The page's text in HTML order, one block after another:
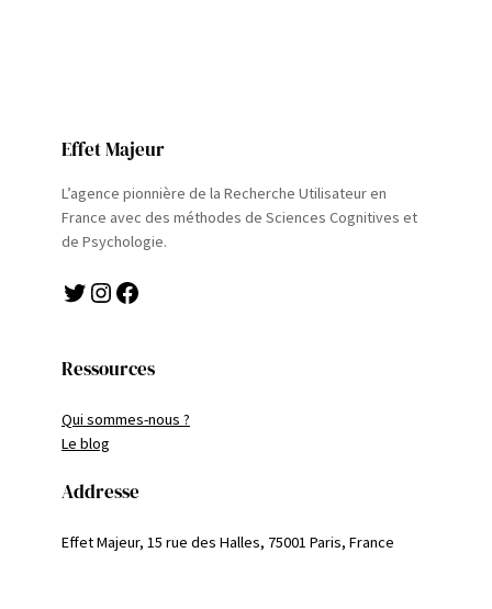
Effet Majeur
L’agence pionnière de la Recherche Utilisateur en
France avec des méthodes de Sciences Cognitives et
de Psychologie.
Twitter Instagram Facebook
Ressources
Qui sommes-nous ?
Le blog
Addresse
Effet Majeur, 15 rue des Halles, 75001 Paris, France